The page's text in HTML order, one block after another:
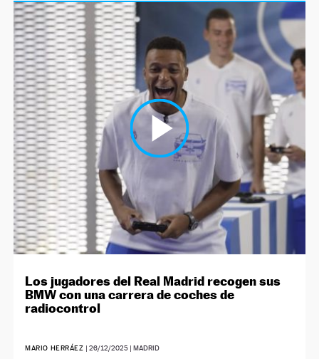
Los jugadores del Real Madrid recogen sus
BMW con una carrera de coches de
radiocontrol
MARIO HERRÁEZ | 26/12/2025| MADRID